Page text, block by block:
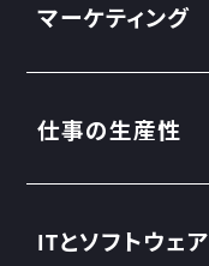
マーケティング
仕事の生産性
ITとソフトウェア